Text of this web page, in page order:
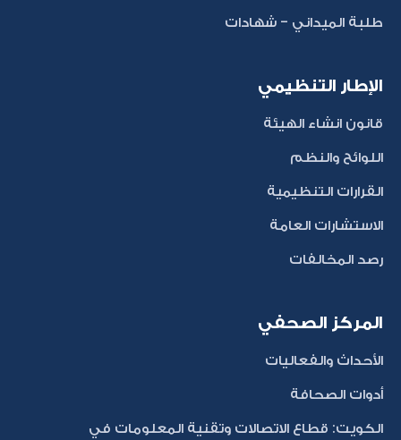
طلبة الميداني - شهادات
الإطار التنظيمي
قانون انشاء الهيئة
اللوائح والنظم
القرارات التنظيمية
الاستشارات العامة
رصد المخالفات
المركز الصحفي
الأحداث والفعاليات
أدوات الصحافة
الكويت: قطاع الاتصالات وتقنية المعلومات في